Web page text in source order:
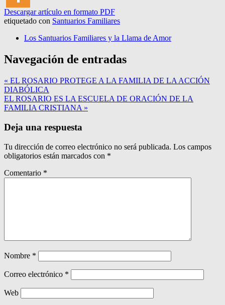
Descargar artículo en formato PDF
etiquetado con Santuarios Familiares
Los Santuarios Familiares y la Llama de Amor
Navegación de entradas
« EL ROSARIO PROTEGE A LA FAMILIA DE LA ACCIÓN
DIABÓLICA
EL ROSARIO ES LA ESCUELA DE ORACIÓN DE LA
FAMILIA CRISTIANA »
Deja una respuesta
Tu dirección de correo electrónico no será publicada. Los campos
obligatorios están marcados con *
Comentario *
Nombre *
Correo electrónico *
Web